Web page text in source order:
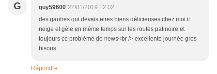
G guy59600 22/01/2019 12:02
des gaufres qui devais etres biens délicieuses chez moi il
neige et gèle en mème temps sur les routes patinoire et
toujours ce problème de news<br /> excellente journée gros
bisous
Répondre